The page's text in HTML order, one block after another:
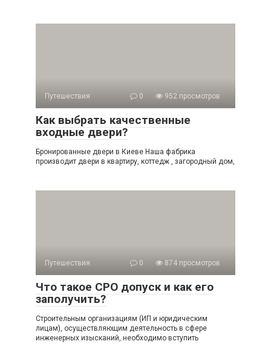
Путешествия 0 952 просмотров
Как выбрать качественные
входные двери?
Бронированные двери в Киеве Наша фабрика
производит двери в квартиру, коттедж , загородный дом,
Путешествия 0 874 просмотров
Что такое СРО допуск и как его
заполучить?
Строительным организациям (ИП и юридическим
лицам), осуществляющим деятельность в сфере
инженерных изысканий, необходимо вступить